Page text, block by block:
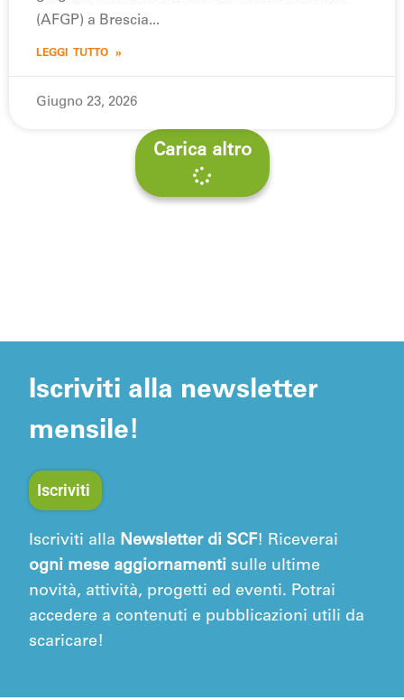
(AFGP) a Brescia
LEGGI TUTTO »
Giugno 23, 2026
Carica altro
Iscriviti alla newsletter
mensile!
Iscriviti
Iscriviti alla Newsletter di SCF! Riceverai
ogni mese aggiornamenti sulle ultime
novità, attività, progetti ed eventi. Potrai
accedere a contenuti e pubblicazioni utili da
scaricare!